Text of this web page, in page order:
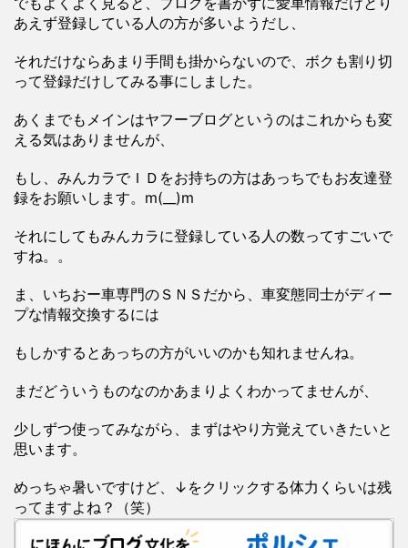
あえず登録している人の方が多いようだし、
それだけならあまり手間も掛からないので、ボクも割り切
って登録だけしてみる事にしました。
あくまでもメインはヤフーブログというのはこれからも変
える気はありませんが、
もし、みんカラでＩＤをお持ちの方はあっちでもお友達登
録をお願いします。m(__)m
それにしてもみんカラに登録している人の数ってすごいで
すね。。
ま、いちおー車専門のＳＮＳだから、車変態同士がディー
プな情報交換するには
もしかするとあっちの方がいいのかも知れませんね。
まだどういうものなのかあまりよくわかってませんが、
少しずつ使ってみながら、まずはやり方覚えていきたいと
思います。
めっちゃ暑いですけど、↓をクリックする体力くらいは残
ってますよね？（笑）